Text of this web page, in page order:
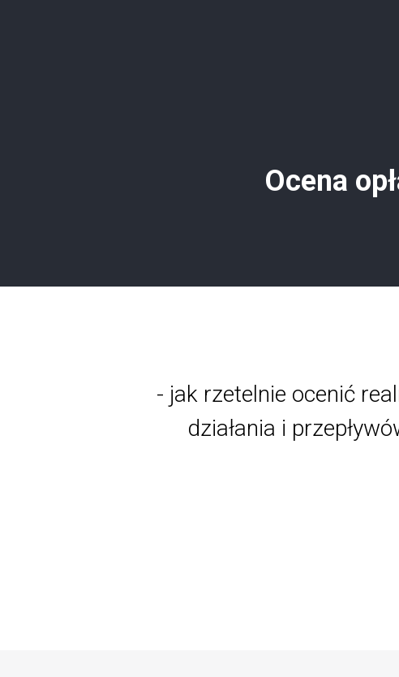
Ocena
- jak rzetelnie ocenić
działania i